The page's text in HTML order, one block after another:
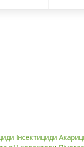
Інсектициди